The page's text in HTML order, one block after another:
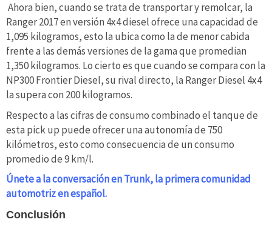
Ahora bien, cuando se trata de transportar y remolcar, la
Ranger 2017 en versión 4x4 diesel ofrece una capacidad de
1,095 kilogramos, esto la ubica como la de menor cabida
frente a las demás versiones de la gama que promedian
1,350 kilogramos. Lo cierto es que cuando se compara con la
NP300 Frontier Diesel, su rival directo, la Ranger Diesel 4x4
la supera con 200 kilogramos.
Respecto a las cifras de consumo combinado el tanque de
esta pick up puede ofrecer una autonomía de 750
kilómetros, esto como consecuencia de un consumo
promedio de 9 km/l.
Únete a la conversación en Trunk, la primera comunidad
automotriz en español.
Conclusión